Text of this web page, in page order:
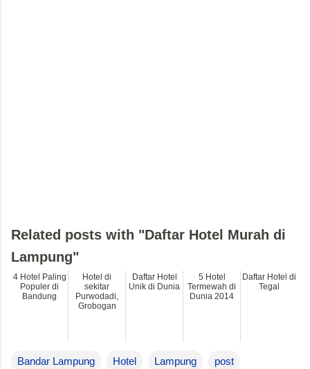
Bandar Lampung Hotel Lampung post
Related posts with "Daftar Hotel Murah di
Lampung"
4 Hotel Paling
Populer di
Bandung
Hotel di
sekitar
Purwodadi,
Grobogan
Daftar Hotel
Unik di Dunia
5 Hotel
Termewah di
Dunia 2014
Daftar Hotel di
Tegal